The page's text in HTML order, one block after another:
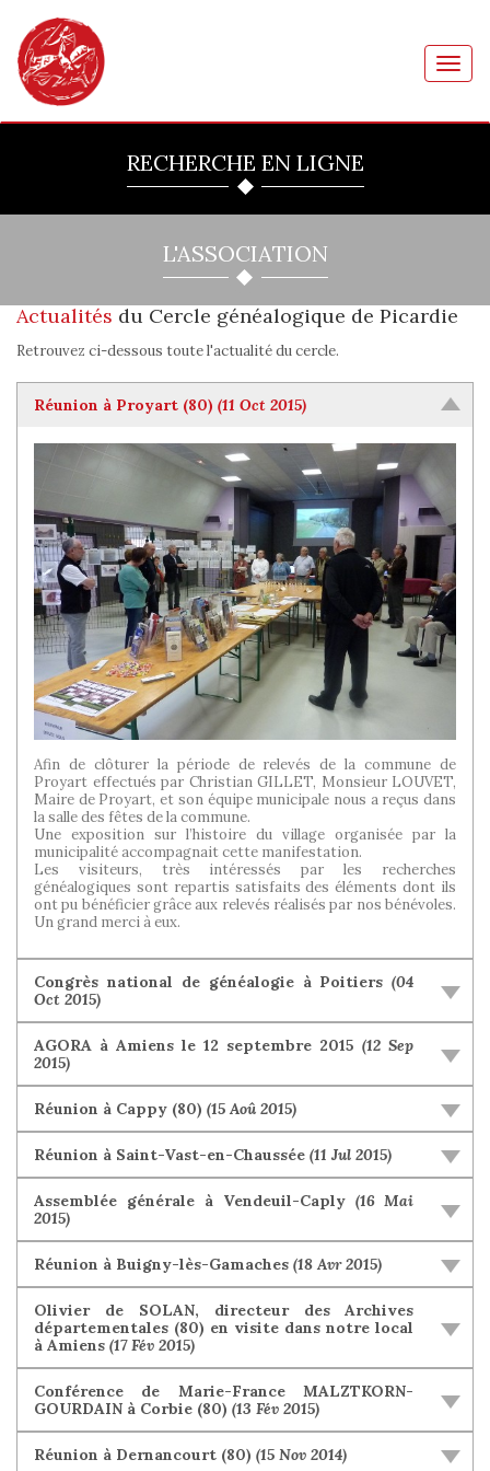
RECHERCHE EN LIGNE
L'ASSOCIATION
Actualités du Cercle généalogique de Picardie
Retrouvez ci-dessous toute l'actualité du cercle.
Réunion à Proyart (80) (11 Oct 2015)
Afin de clôturer la période de relevés de la commune de
Proyart effectués par Christian GILLET, Monsieur LOUVET,
Maire de Proyart, et son équipe municipale nous a reçus dans
la salle des fêtes de la commune.
Une exposition sur l’histoire du village organisée par la
municipalité accompagnait cette manifestation.
Les visiteurs, très intéressés par les recherches
généalogiques sont repartis satisfaits des éléments dont ils
ont pu bénéficier grâce aux relevés réalisés par nos bénévoles.
Un grand merci à eux.
Congrès national de généalogie à Poitiers(04
Oct 2015)
AGORA à Amiens le 12 septembre 2015(12 Sep
2015)
Réunion à Cappy (80) (15 Aoû 2015)
Réunion à Saint-Vast-en-Chaussée (11 Jul 2015)
Assemblée générale à Vendeuil-Caply (16 Mai
2015)
Réunion à Buigny-lès-Gamaches (18 Avr 2015)
Olivier de SOLAN, directeur des Archives
départementales (80) en visite dans notre local
à Amiens (17 Fév 2015)
Conférence de Marie-France MALZTKORN-
GOURDAIN à Corbie (80) (13 Fév 2015)
Réunion à Dernancourt (80) (15 Nov 2014)